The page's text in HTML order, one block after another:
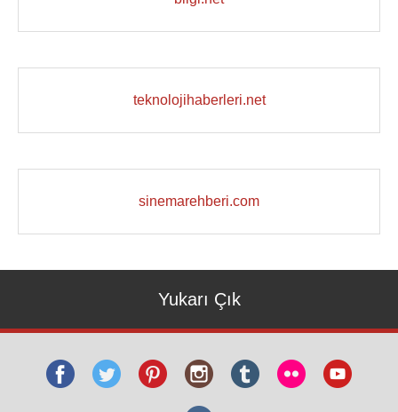
teknolojihaberleri.net
sinemarehberi.com
Yukarı Çık